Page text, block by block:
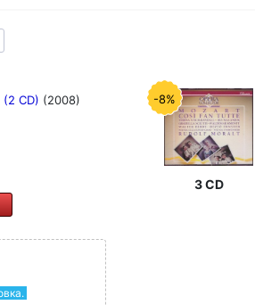
CD) (2008) -8%
3 CD